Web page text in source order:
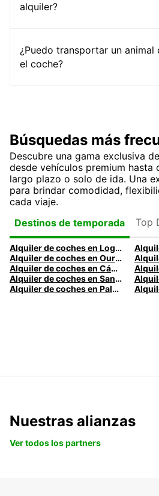
alquiler?
¿Puedo transportar un animal
el coche?
Búsquedas más
Descubre una gama exclusiva
desde vehículos premium hasta
largo plazo o solo de ida. Una
para brindar comodidad,
cada viaje.
Destinos de temporada
Top
Alquiler de coches en Logroño
Alquiler de coches en Ourense
Alquiler de coches en Cádiz
Alquiler de coches en Santander
Alquiler de coches en Palma
Nuestras alianzas
Ver todos los partners